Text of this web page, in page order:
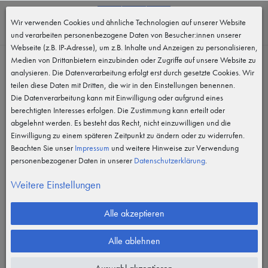
MENÜ
Wir verwenden Cookies und ähnliche Technologien auf unserer Website
und verarbeiten personenbezogene Daten von Besucher:innen unserer
Webseite (z.B. IP-Adresse), um z.B. Inhalte und Anzeigen zu personalisieren,
Medien von Drittanbietern einzubinden oder Zugriffe auf unsere Website zu
analysieren. Die Datenverarbeitung erfolgt erst durch gesetzte Cookies. Wir
teilen diese Daten mit Dritten, die wir in den Einstellungen benennen.
Die Datenverarbeitung kann mit Einwilligung oder aufgrund eines
berechtigten Interesses erfolgen. Die Zustimmung kann erteilt oder
abgelehnt werden. Es besteht das Recht, nicht einzuwilligen und die
Einwilligung zu einem späteren Zeitpunkt zu ändern oder zu widerrufen.
Beachten Sie unser Impressum und weitere Hinweise zur Verwendung
personenbezogener Daten in unserer Daten­schutz­erklärung.
Weitere Einstellungen
Alle akzeptieren
Alle ablehnen